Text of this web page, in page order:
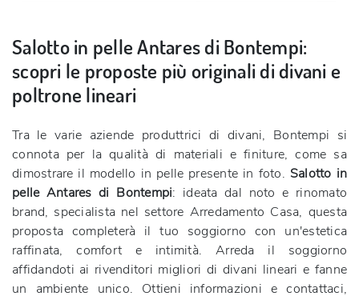
Salotto in pelle Antares di Bontempi:
scopri le proposte più originali di divani e
poltrone lineari
Tra le varie aziende produttrici di divani, Bontempi si
connota per la qualità di materiali e finiture, come sa
dimostrare il modello in pelle presente in foto. Salotto in
pelle Antares di Bontempi: ideata dal noto e rinomato
brand, specialista nel settore Arredamento Casa, questa
proposta completerà il tuo soggiorno con un'estetica
raffinata, comfort e intimità. Arreda il soggiorno
affidandoti ai rivenditori migliori di divani lineari e fanne
un ambiente unico. Ottieni informazioni e contattaci,